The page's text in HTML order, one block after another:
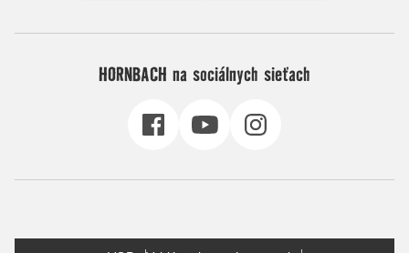
HORNBACH na sociálnych sieťach